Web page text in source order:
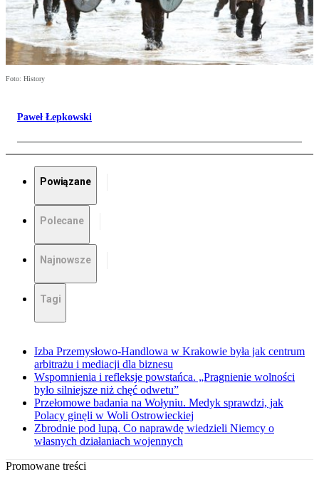
Foto: History
Paweł Łepkowski
Powiązane
Polecane
Najnowsze
Tagi
Izba Przemysłowo-Handlowa w Krakowie była jak centrum
arbitrażu i mediacji dla biznesu
Wspomnienia i refleksje powstańca. „Pragnienie wolności
było silniejsze niż chęć odwetu”
Przełomowe badania na Wołyniu. Medyk sprawdzi, jak
Polacy ginęli w Woli Ostrowieckiej
Zbrodnie pod lupą. Co naprawdę wiedzieli Niemcy o
własnych działaniach wojennych
Promowane treści